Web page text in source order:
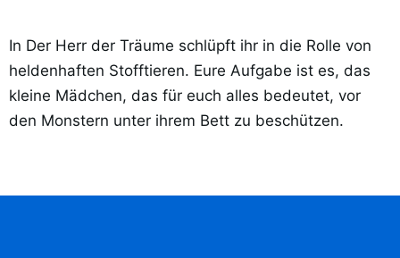
In Der Herr der Träume schlüpft ihr in die Rolle von
heldenhaften Stofftieren. Eure Aufgabe ist es, das
kleine Mädchen, das für euch alles bedeutet, vor
den Monstern unter ihrem Bett zu beschützen.